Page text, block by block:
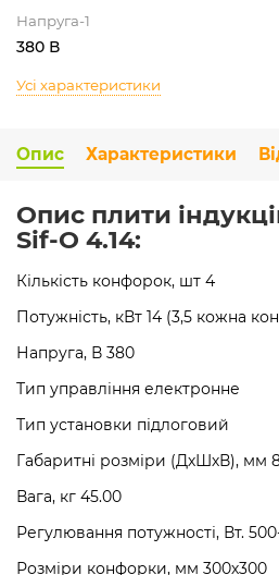
Напруга-1
380 В
Усі характеристики
Опис Характеристики
Опис плити
Sif-O 4.14:
Кількість конфорок, шт 4
Потужність, кВт 14 (3,5 кожна
Напруга, В 380
Тип управління електронне
Тип установки підлоговий
Габаритні розміри (ДхШхВ), мм
Вага, кг 45.00
Регулювання потужності, Вт.
Розміри конфорки, мм 300х300